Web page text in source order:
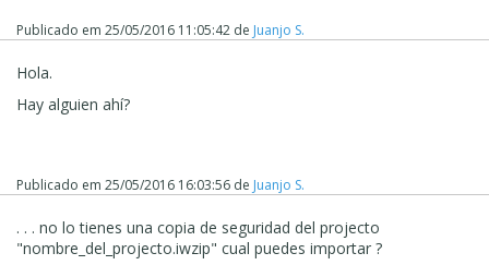
Publicado em 25/05/2016 11:05:42 de Juanjo S.
Hola.
Hay alguien ahí?
Publicado em 25/05/2016 16:03:56 de Juanjo S.
. . . no lo tienes una copia de seguridad del projecto
"nombre_del_projecto.iwzip" cual puedes importar ?